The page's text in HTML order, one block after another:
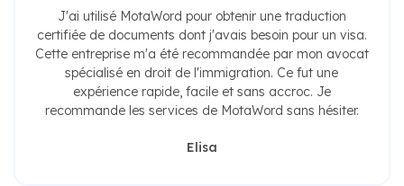
J'ai utilisé MotaWord pour obtenir une traduction
certifiée de documents dont j'avais besoin pour un visa.
Cette entreprise m'a été recommandée par mon avocat
spécialisé en droit de l'immigration. Ce fut une
expérience rapide, facile et sans accroc. Je
recommande les services de MotaWord sans hésiter.
Elisa